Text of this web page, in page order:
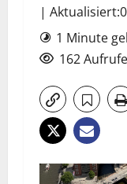
|
1 Minute
162 Aufrufe